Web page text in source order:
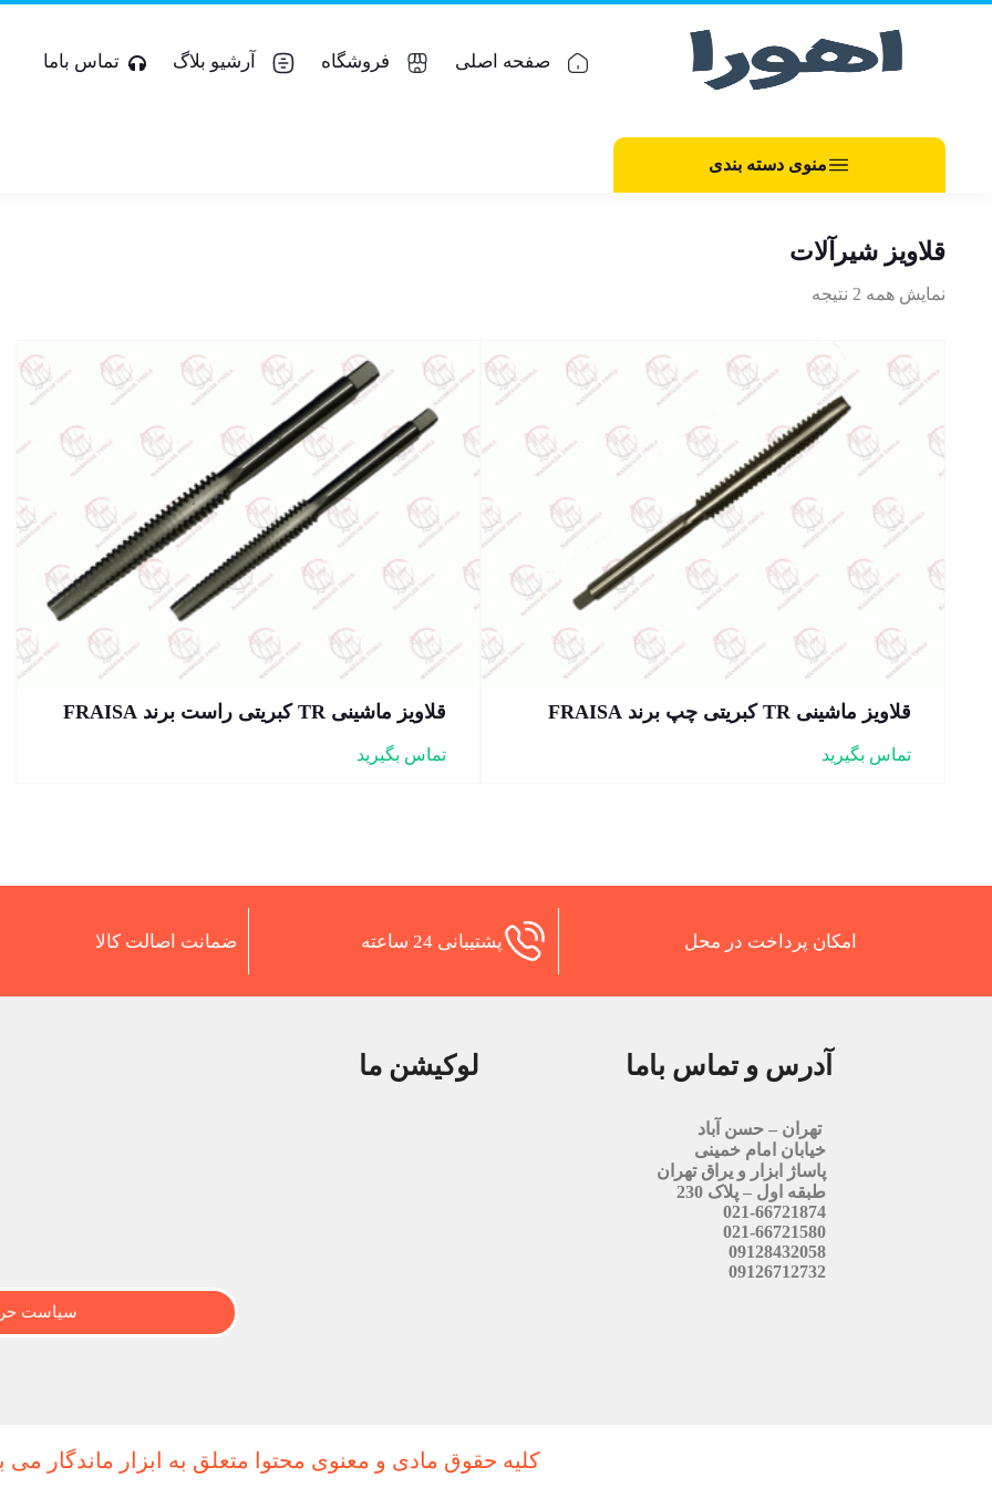
صفحه اصلی فروشگاه آرشیو بلاگ تماس باما
منوی دسته بندی
قلاویز شیرآلات
نمایش همه 2 نتیجه
قلاویز ماشینی TR کبریتی چپ برند FRAISA
تماس بگیرید
قلاویز ماشینی TR کبریتی راست برند FRAISA
تماس بگیرید
امکان پرداخت در محل پشتیبانی 24 ساعته ضمانت اصالت کالا
آدرس و تماس باما
تهران – حسن آباد
خیابان امام خمینی
پاساژ ابزار و یراق تهران
طبقه اول – پلاک 230
021-66721874
021-66721580
09128432058
09126712732
لوکیشن ما
سیاست
کلیه حقوق مادی و معنوی محتوا متعلق به ابزار ماندگار می